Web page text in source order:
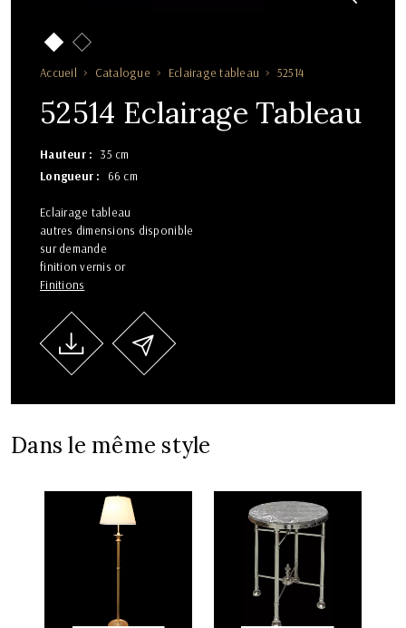
Accueil Catalogue Eclairage tableau 52514
52514 Eclairage Tableau
Hauteur
35 cm
Longueur
66 cm
Eclairage tableau
autres dimensions disponible
sur demande
finition vernis or
Finitions
Dans le même style